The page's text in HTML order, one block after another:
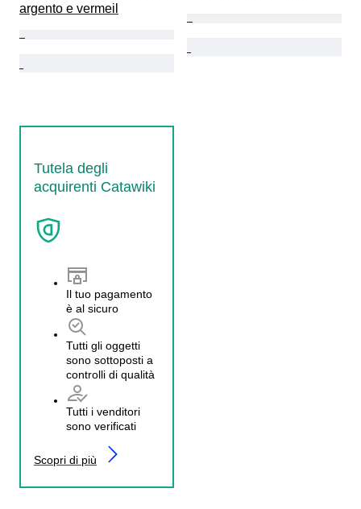
argento e vermeil
Tutela degli
acquirenti Catawiki
Il tuo pagamento
è al sicuro
Tutti gli oggetti
sono sottoposti a
controlli di qualità
Tutti i venditori
sono verificati
Scopri di più